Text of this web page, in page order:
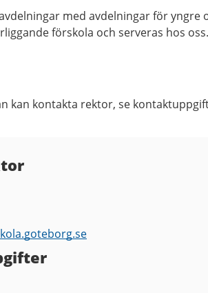
med avdelningar för yngre
förskola och serveras hos oss.
kan kontakta rektor, se